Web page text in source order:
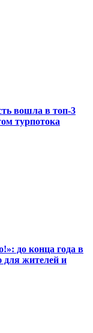
вошла в топ-3
турпотока
до конца года в
для жителей и